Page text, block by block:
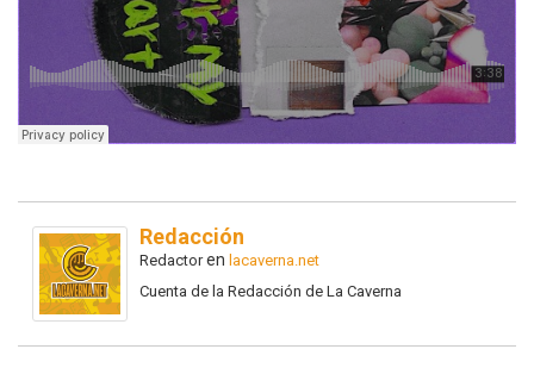
Redacción
Redactoren lacaverna.net
Cuenta de la Redacción de La Caverna